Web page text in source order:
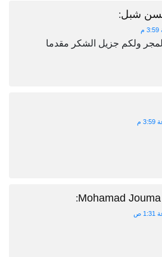
شبل:
ولكم جزيل الشكر مقدما
Mohamad
: